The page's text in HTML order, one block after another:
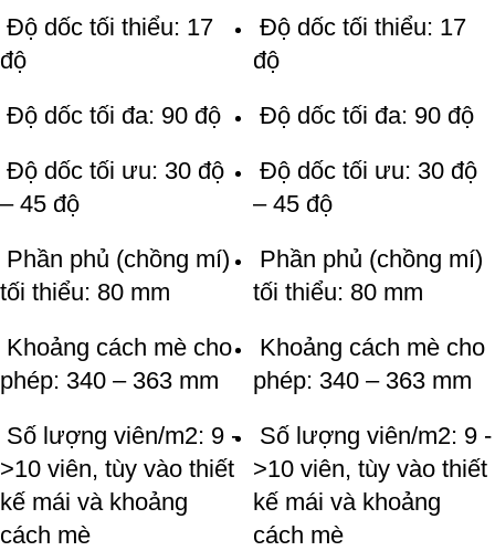
Độ dốc tối thiểu: 17
độ
Độ dốc tối đa: 90 độ
Độ dốc tối ưu: 30 độ
– 45 độ
Phần phủ (chồng mí)
tối thiểu: 80 mm
Khoảng cách mè cho
phép: 340 – 363 mm
Số lượng viên/m2: 9 -
>10 viên, tùy vào thiết
kế mái và khoảng
cách mè
Độ dốc tối thiểu: 17
độ
Độ dốc tối đa: 90 độ
Độ dốc tối ưu: 30 độ
– 45 độ
Phần phủ (chồng mí)
tối thiểu: 80 mm
Khoảng cách mè cho
phép: 340 – 363 mm
Số lượng viên/m2: 9 -
>10 viên, tùy vào thiết
kế mái và khoảng
cách mè